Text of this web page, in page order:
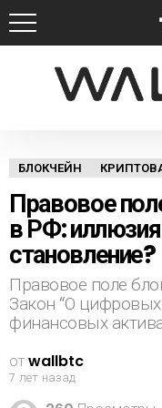
БЛОКЧЕЙН
Правовое
в РФ:
становление?
Правовое поле
Закон “О
финансовых
отwallbtc
7 лет назад